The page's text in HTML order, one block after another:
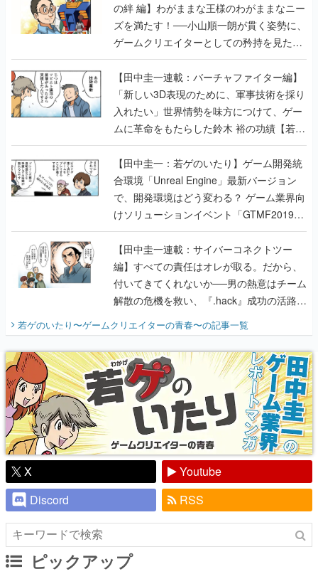
の絆 編】わがままな王様のわがままなニー
ズを満たす！──小山順一朗が貫く姿勢に、
ゲームクリエイターとしての矜持を見た
【若ゲのいたり最終回】
【田中圭一連載：バーチャファイター編】
「新しい3D表現のために、軍事技術を採り
入れたい」世界情勢を味方につけて、ゲー
ムに革命をもたらした鈴木 裕の功績【若ゲ
のいたり】
【田中圭一：若ゲのいたり】ゲーム開発統
合環境「Unreal Engine」最新バージョン
で、開発環境はどう変わる？ ゲーム業界向
けソリューションイベント「GTMF2019」
に行って、より理解を深めよう【PR】
【田中圭一連載：サイバーコネクトツー
編】すべての責任はオレが取る。だから、
付いてきてくれないか──男の熱意はチーム
解散の危機を救い、『.hack』成功の活路を
開く。業界の快男児・松山 洋に流れる血は
『少年ジャンプ』色だった【若ゲのいた
り】
若ゲのいたり〜ゲームクリエイターの青春〜の記事一覧
X
Youtube
Discord
RSS
ピックアップ